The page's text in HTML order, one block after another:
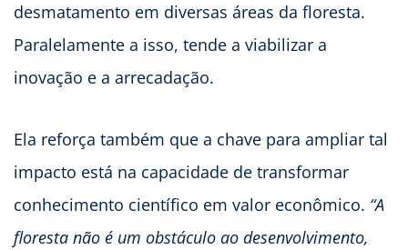
desmatamento em diversas áreas da floresta.
Paralelamente a isso, tende a viabilizar a
inovação e a arrecadação.
Ela reforça também que a chave para ampliar tal
impacto está na capacidade de transformar
conhecimento científico em valor econômico. “A
floresta não é um obstáculo ao desenvolvimento,